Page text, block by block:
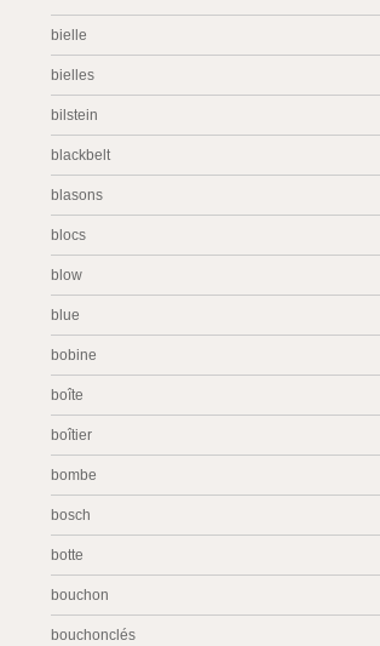
bielle
bielles
bilstein
blackbelt
blasons
blocs
blow
blue
bobine
boîte
boîtier
bombe
bosch
botte
bouchon
bouchonclés